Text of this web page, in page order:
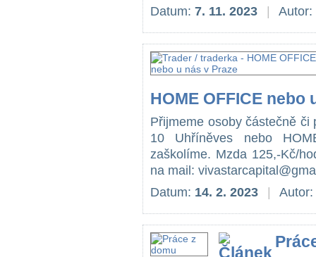
Datum: 7. 11. 2023 Autor:
HOME OFFICE nebo
Přijmeme osoby částečně
10 Uhříněves nebo
zaškolíme. Mzda 125,-Kč/
na mail:
Datum: 14. 2. 2023 Autor: